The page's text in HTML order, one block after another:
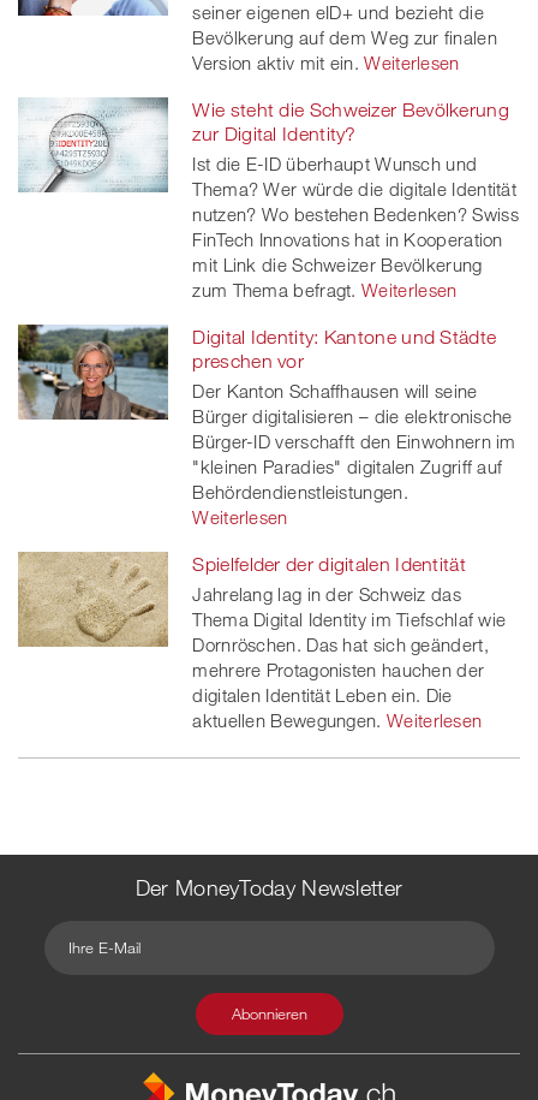
seiner eigenen eID+ und bezieht die
Bevölkerung auf dem Weg zur finalen
Version aktiv mit ein. Weiterlesen
Wie steht die Schweizer Bevölkerung
zur Digital Identity?
Ist die E-ID überhaupt Wunsch und
Thema? Wer würde die digitale Identität
nutzen? Wo bestehen Bedenken? Swiss
FinTech Innovations hat in Kooperation
mit Link die Schweizer Bevölkerung
zum Thema befragt. Weiterlesen
Digital Identity: Kantone und Städte
preschen vor
Der Kanton Schaffhausen will seine
Bürger digitalisieren – die elektronische
Bürger-ID verschafft den Einwohnern im
"kleinen Paradies" digitalen Zugriff auf
Behördendienstleistungen.
Weiterlesen
Spielfelder der digitalen Identität
Jahrelang lag in der Schweiz das
Thema Digital Identity im Tiefschlaf wie
Dornröschen. Das hat sich geändert,
mehrere Protagonisten hauchen der
digitalen Identität Leben ein. Die
aktuellen Bewegungen. Weiterlesen
Der MoneyToday Newsletter